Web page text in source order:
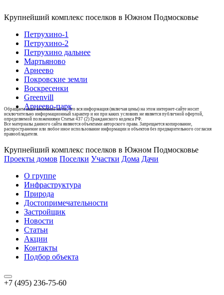
Крупнейший комплекс поселков в Южном Подмосковье
Петрухино-1
Петрухино-2
Петрухино дальнее
Мартьяново
Арнеево
Покровские земли
Воскресенки
Greenvill
Арнеево-парк
Обращаем ваше внимание на то, что вся информация (включая цены) на этом интернет-сайте носит
исключительно информационный характер и ни при каких условиях не является публичной офертой,
определяемой положениями Статьи 437 (2) Гражданского кодекса РФ.
Все материалы данного сайта являются объектами авторского права. Запрещается копирование,
распространение или любое иное использование информации и объектов без предварительного согласия
правообладателя.
Крупнейший комплекс поселков в Южном Подмосковье
Проекты домов Поселки Участки Дома Дачи
О группе
Инфраструктура
Природа
Достопримечательности
Застройщик
Новости
Статьи
Акции
Контакты
Подбор объекта
+7 (495) 236-75-60